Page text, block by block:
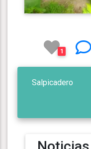
1
Salpicadero